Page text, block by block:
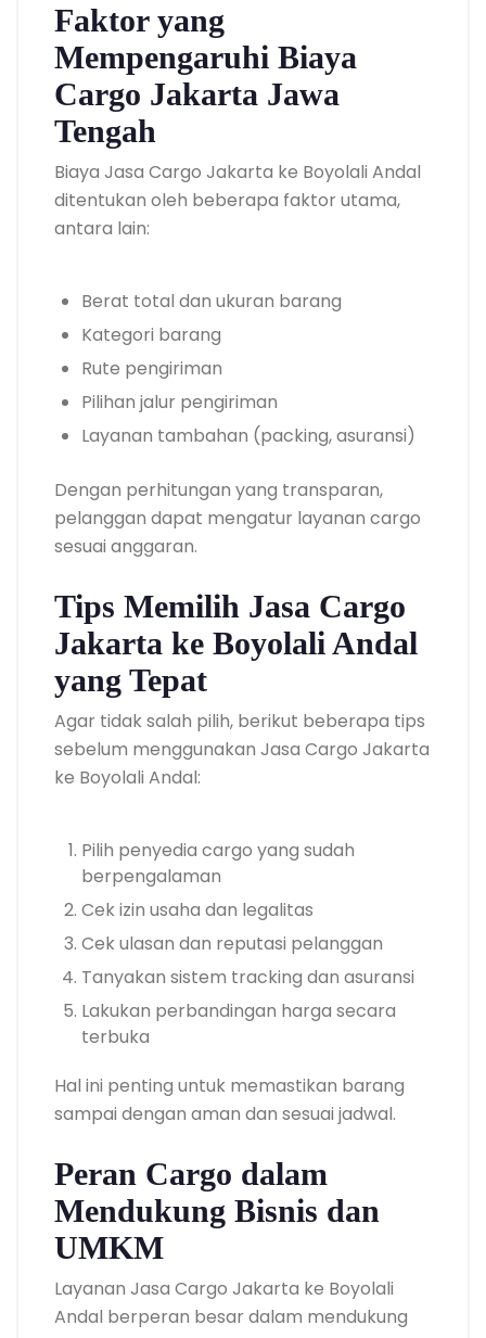
Faktor yang
Mempengaruhi Biaya
Cargo Jakarta Jawa
Tengah
Biaya Jasa Cargo Jakarta ke Boyolali Andal
ditentukan oleh beberapa faktor utama,
antara lain:
Berat total dan ukuran barang
Kategori barang
Rute pengiriman
Pilihan jalur pengiriman
Layanan tambahan (packing, asuransi)
Dengan perhitungan yang transparan,
pelanggan dapat mengatur layanan cargo
sesuai anggaran.
Tips Memilih Jasa Cargo
Jakarta ke Boyolali Andal
yang Tepat
Agar tidak salah pilih, berikut beberapa tips
sebelum menggunakan Jasa Cargo Jakarta
ke Boyolali Andal:
Pilih penyedia cargo yang sudah
berpengalaman
Cek izin usaha dan legalitas
Cek ulasan dan reputasi pelanggan
Tanyakan sistem tracking dan asuransi
Lakukan perbandingan harga secara
terbuka
Hal ini penting untuk memastikan barang
sampai dengan aman dan sesuai jadwal.
Peran Cargo dalam
Mendukung Bisnis dan
UMKM
Layanan Jasa Cargo Jakarta ke Boyolali
Andal berperan besar dalam mendukung